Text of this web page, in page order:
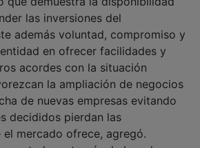
las inversiones del
además voluntad, compromiso y
en ofrecer facilidades y
acordes con la situación
la ampliación de negocios
de nuevas empresas evitando
decididos pierdan las
mercado ofrece, agregó.
captados a través de la red